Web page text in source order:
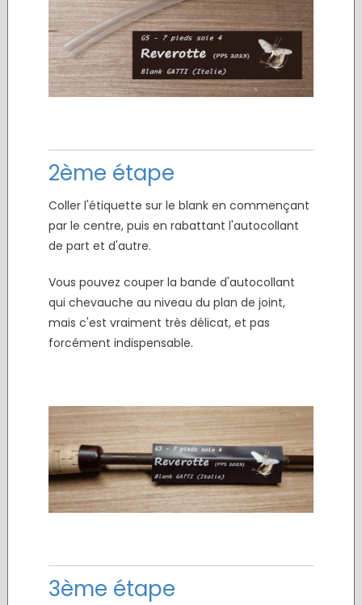
2ème étape
Coller l'étiquette sur le blank en commençant
par le centre, puis en rabattant l'autocollant
de part et d'autre.
Vous pouvez couper la bande d'autocollant
qui chevauche au niveau du plan de joint,
mais c'est vraiment très délicat, et pas
forcément indispensable.
3ème étape